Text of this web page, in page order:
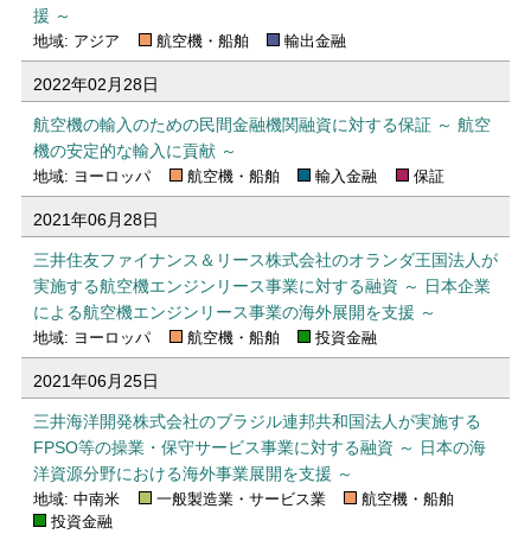
援 ～
地域: アジア 航空機・船舶 輸出金融
2022年02月28日
航空機の輸入のための民間金融機関融資に対する保証 ～ 航空
機の安定的な輸入に貢献 ～
地域: ヨーロッパ 航空機・船舶 輸入金融 保証
2021年06月28日
三井住友ファイナンス＆リース株式会社のオランダ王国法人が
実施する航空機エンジンリース事業に対する融資 ～ 日本企業
による航空機エンジンリース事業の海外展開を支援 ～
地域: ヨーロッパ 航空機・船舶 投資金融
2021年06月25日
三井海洋開発株式会社のブラジル連邦共和国法人が実施する
FPSO等の操業・保守サービス事業に対する融資 ～ 日本の海
洋資源分野における海外事業展開を支援 ～
地域: 中南米 一般製造業・サービス業
航空機・船舶
投資金融